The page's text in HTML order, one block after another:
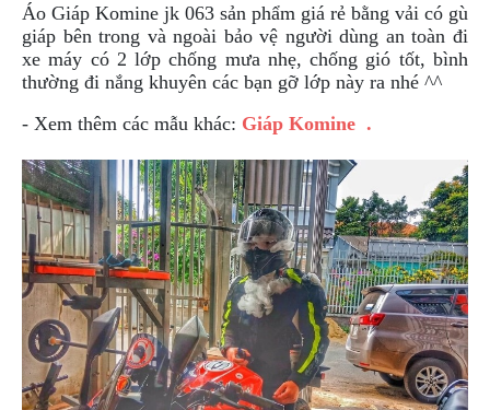
XSR
155
ÁO
MƯA
GIVI
GĂNG
TAY
MOTO
DƯỠNG
SÊN
BALO
TÚI
ĐEO
GIVI
Áo Giáp Komine jk 063 sản phẩm giá rẻ bằng vải có gù
giáp bên trong và ngoài bảo vệ người dùng an toàn đi
xe máy có 2 lớp chống mưa nhẹ, chống gió tốt, bình
thường đi nắng khuyên các bạn gỡ lớp này ra nhé ^^
- Xem thêm các mẫu khác: Giáp Komine .